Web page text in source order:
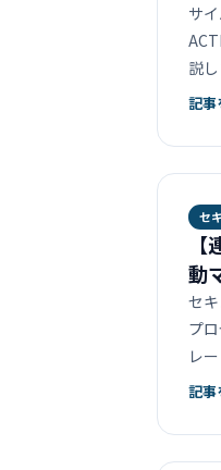
サ
説し
記
セ
動
セ
プ
レ
記